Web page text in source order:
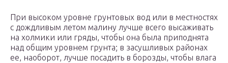
При высоком уровне грунтовых вод или в местностях
с дождливым летом малину лучше всего высаживать
на холмики или гряды, чтобы она была приподнята
над общим уровнем грунта; в засушливых районах
ее, наоборот, лучше посадить в борозды, чтобы влага